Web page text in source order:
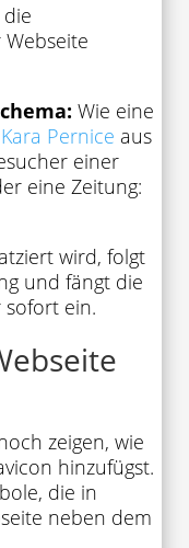
Wie eine
Kara Pernice aus
einer
eine Zeitung:
wird, folgt
und fängt die
ein.
zeigen, wie
hinzufügst.
die in
neben dem